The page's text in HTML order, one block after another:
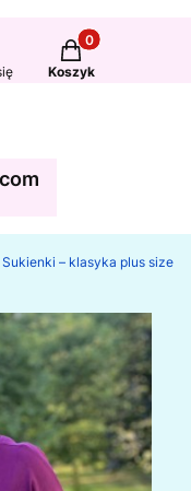
Produkty w
Koszyk
– klasyka plus size